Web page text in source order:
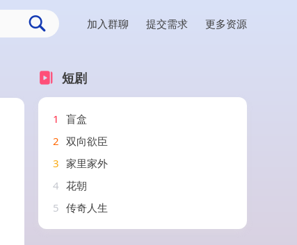
加入群聊 提交需求 更多资源
短剧
1
盲盒
2 双向欲臣
3 家里家外
4 花朝
5 传奇人生